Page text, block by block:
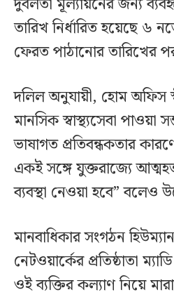
তারিখ নির্ধারিত হয়েছে ৬
ফেরত পাঠানোর তারিখের
দলিল অনুযায়ী, হোম অফিস
মানসিক স্বাস্থ্যসেবা পাওয়া
ভাষাগত প্রতিবন্ধকতার
একই সঙ্গে যুক্তরাজ্যে
ব্যবস্থা নেওয়া হবে” বলেও
মানবাধিকার সংগঠন
নেটওয়ার্কের প্রতিষ্ঠাতা
ওই ব্যক্তির কল্যাণ নিয়ে